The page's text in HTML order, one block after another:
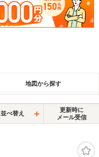
地図から探す
並べ替え
更新時に
メール受信